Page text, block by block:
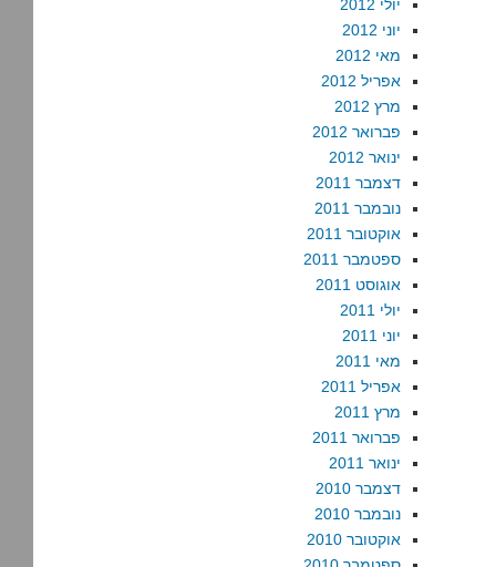
יולי 2012
יוני 2012
מאי 2012
אפריל 2012
מרץ 2012
פברואר 2012
ינואר 2012
דצמבר 2011
נובמבר 2011
אוקטובר 2011
ספטמבר 2011
אוגוסט 2011
יולי 2011
יוני 2011
מאי 2011
אפריל 2011
מרץ 2011
פברואר 2011
ינואר 2011
דצמבר 2010
נובמבר 2010
אוקטובר 2010